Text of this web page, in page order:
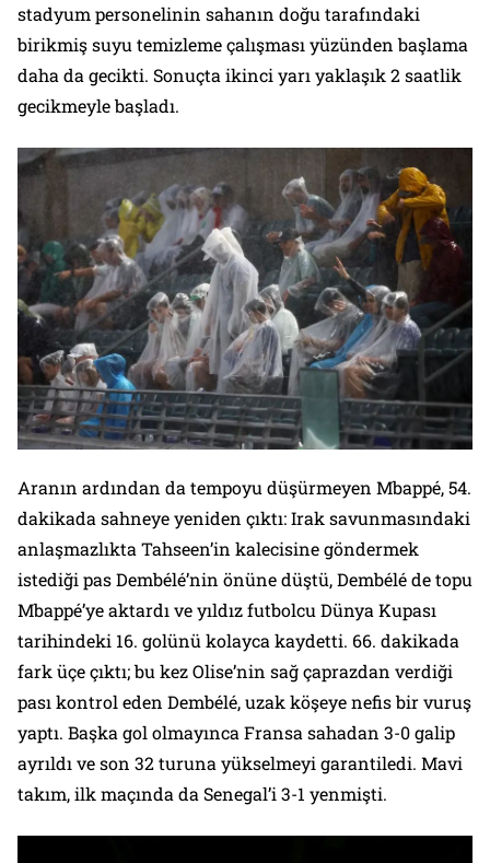
stadyum personelinin sahanın doğu tarafındaki
birikmiş suyu temizleme çalışması yüzünden başlama
daha da gecikti. Sonuçta ikinci yarı yaklaşık 2 saatlik
gecikmeyle başladı.
Aranın ardından da tempoyu düşürmeyen Mbappé, 54.
dakikada sahneye yeniden çıktı: Irak savunmasındaki
anlaşmazlıkta Tahseen’in kalecisine göndermek
istediği pas Dembélé’nin önüne düştü, Dembélé de topu
Mbappé’ye aktardı ve yıldız futbolcu Dünya Kupası
tarihindeki 16. golünü kolayca kaydetti. 66. dakikada
fark üçe çıktı; bu kez Olise’nin sağ çaprazdan verdiği
pası kontrol eden Dembélé, uzak köşeye nefis bir vuruş
yaptı. Başka gol olmayınca Fransa sahadan 3-0 galip
ayrıldı ve son 32 turuna yükselmeyi garantiledi. Mavi
takım, ilk maçında da Senegal’i 3-1 yenmişti.